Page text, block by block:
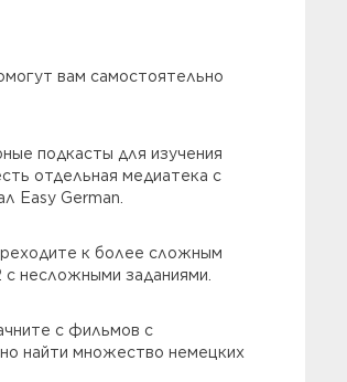
вам самостоятельно
подкасты для изучения
отдельная медиатека с
Easy German.
к более сложным
несложными заданиями.
с фильмов с
найти множество немецких